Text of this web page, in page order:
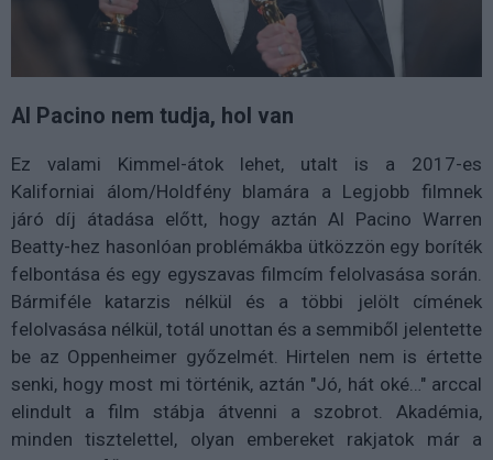
Al Pacino nem tudja, hol van
Ez valami Kimmel-átok lehet, utalt is a 2017-es
Kaliforniai álom/Holdfény blamára a Legjobb filmnek
járó díj átadása előtt, hogy aztán Al Pacino Warren
Beatty-hez hasonlóan problémákba ütközzön egy boríték
felbontása és egy egyszavas filmcím felolvasása során.
Bármiféle katarzis nélkül és a többi jelölt címének
felolvasása nélkül, totál unottan és a semmiből jelentette
be az Oppenheimer győzelmét. Hirtelen nem is értette
senki, hogy most mi történik, aztán "Jó, hát oké…" arccal
elindult a film stábja átvenni a szobrot. Akadémia,
minden tisztelettel, olyan embereket rakjatok már a